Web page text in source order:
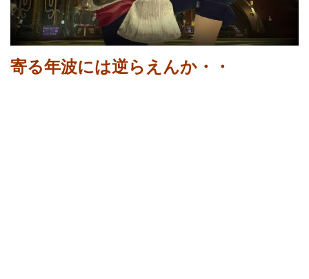
寄る年波には逆らえんか・・